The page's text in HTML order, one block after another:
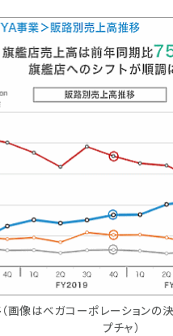
画像はベガコーポレーションの
プチャ）